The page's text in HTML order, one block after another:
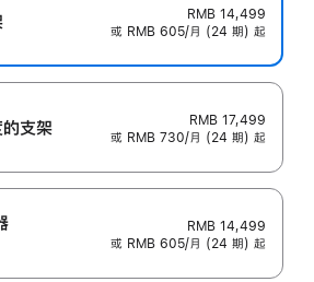
RMB 14,499
或 RMB 605/月 (24 期) 起
支‍架
RMB 17,499
或 RMB 730/月 (24 期) 起
RMB 14,499
或 RMB 605/月 (24 期) 起